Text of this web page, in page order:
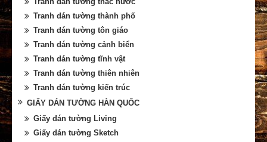
Tranh dán tường thành phố
Tranh dán tường tôn giáo
Tranh dán tường cảnh biển
Tranh dán tường tĩnh vật
Tranh dán tường thiên nhiên
Tranh dán tường kiến trúc
GIẤY DÁN TƯỜNG HÀN QUỐC
Giấy dán tường Living
Giấy dán tường Sketch